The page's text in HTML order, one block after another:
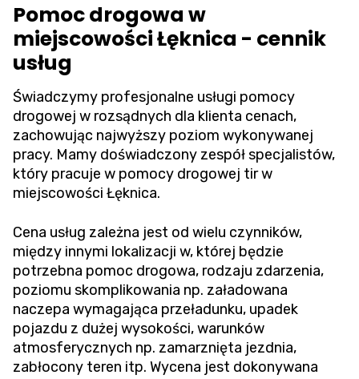
Pomoc drogowa w
miejscowości Łęknica - cennik
usług
Świadczymy profesjonalne usługi pomocy
drogowej w rozsądnych dla klienta cenach,
zachowując najwyższy poziom wykonywanej
pracy. Mamy doświadczony zespół specjalistów,
który pracuje w pomocy drogowej tir w
miejscowości Łęknica.
Cena usług zależna jest od wielu czynników,
między innymi lokalizacji w, której będzie
potrzebna pomoc drogowa, rodzaju zdarzenia,
poziomu skomplikowania np. załadowana
naczepa wymagająca przeładunku, upadek
pojazdu z dużej wysokości, warunków
atmosferycznych np. zamarznięta jezdnia,
zabłocony teren itp. Wycena jest dokonywana